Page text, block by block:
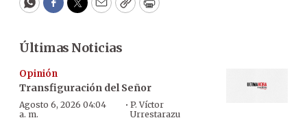
WhatsApp
Facebook
Twitter
EmailCopyPrint
Últimas Noticias
Opinión
Transfiguración del Señor
Agosto 6, 2026 04:04
a. m.
· P. Víctor
Urrestarazu